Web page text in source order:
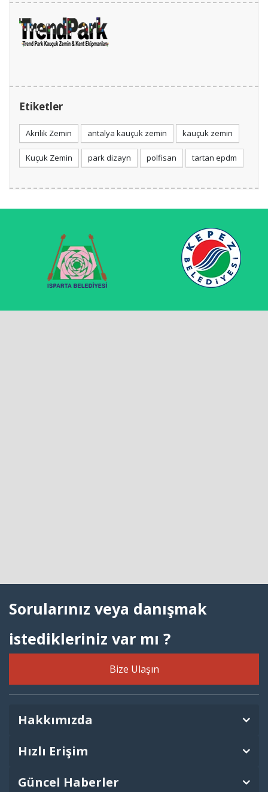
Etiketler
Akrilik Zemin antalya kauçuk zemin kauçuk zemin
Kuçuk Zemin park dizayn polfisan tartan epdm
Sorularınız veya danışmak
istedikleriniz var mı ?
Bize Ulaşın
Hakkımızda
Hızlı Erişim
Güncel Haberler